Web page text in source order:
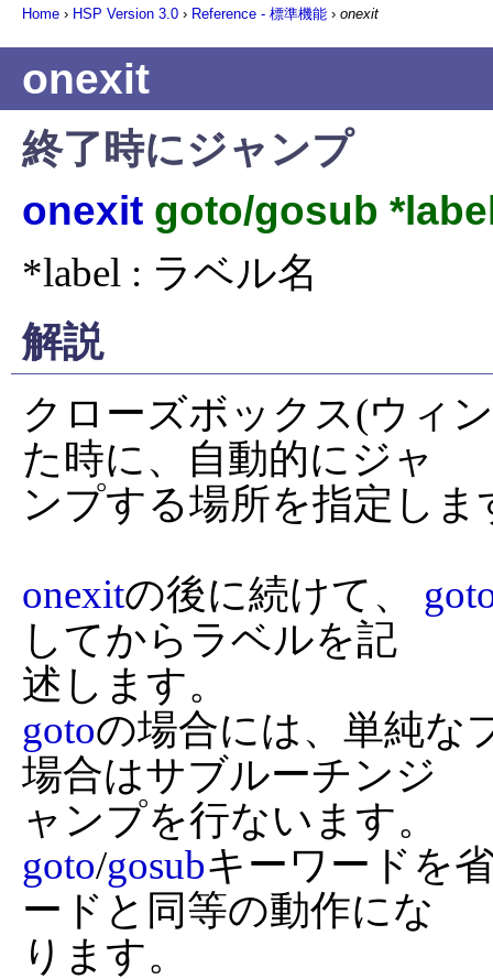
Home › HSP Version 3.0 › Reference - 標準機能 › onexit
onexit
終了時にジャンプ
onexit goto/gosub
*label : ラベル名
解説
クローズボックス(ウィ
た時に、自動的にジャ
ンプする場所を指定しま
onexitの後に続けて、
してからラベルを記
gotoの場合には、単純な
場合はサブルーチンジ
goto/gosubキーワードを
ードと同等の動作にな
ります。